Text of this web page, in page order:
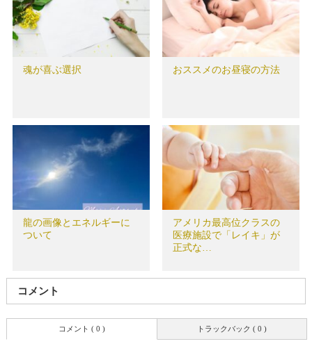
魂が喜ぶ選択 おススメのお昼寝の方法
龍の画像とエネルギーに
ついて
アメリカ最高位クラスの
医療施設で「レイキ」が
正式な…
コメント
トラックバック ( 0 )
コメント ( 0 )